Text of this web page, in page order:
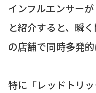
インフルエンサー
と紹介すると、瞬
の店舗で同時多発的
特に「レッドトリ